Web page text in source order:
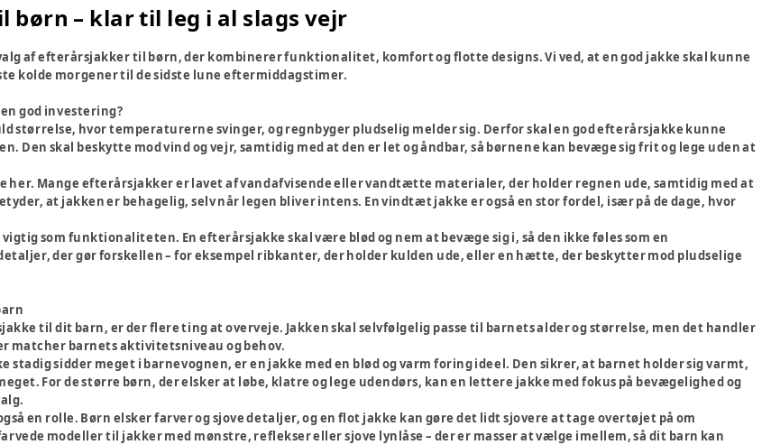
børn – klar til leg i al slags vejr
af efterårsjakker til børn, der kombinerer funktionalitet, komfort og flotte designs. Vi ved, at en god jakke skal kunne
kolde morgener til de sidste lune eftermiddagstimer.
god investering?
størrelse, hvor temperaturerne svinger, og regnbyger pludselig melder sig. Derfor skal en god efterårsjakke kunne
Den skal beskytte mod vind og vejr, samtidig med at den er let og åndbar, så børnene kan bevæge sig frit og lege uden at
her. Mange efterårsjakker er lavet af vandafvisende eller vandtætte materialer, der holder regnen ude, samtidig med at
at jakken er behagelig, selv når legen bliver intens. En vindtæt jakke er også en stor fordel, især på de dage, hvor
som funktionaliteten. En efterårsjakke skal være blød og nem at bevæge sig i, så den ikke føles som en
der gør forskellen – for eksempel ribkanter, der holder kulden ude, eller en hætte, der beskytter mod pludselige
til dit barn, er der flere ting at overveje. Jakken skal selvfølgelig passe til barnets alder og størrelse, men det handler
matcher barnets aktivitetsniveau og behov.
stadig sidder meget i barnevognen, er en jakke med en blød og varm foring ideel. Den sikrer, at barnet holder sig varmt,
For de større børn, der elsker at løbe, klatre og lege udendørs, kan en lettere jakke med fokus på bevægelighed og
en rolle. Børn elsker farver og sjove detaljer, og en flot jakke kan gøre det lidt sjovere at tage overtøjet på om
modeller til jakker med mønstre, reflekser eller sjove lynlåse – der er masser at vælge imellem, så dit barn kan